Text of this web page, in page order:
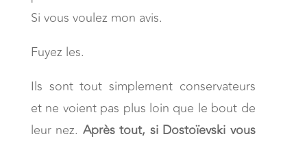
Si vous voulez mon avis.
Fuyez les.
Ils sont tout simplement conservateurs
et ne voient pas plus loin que le bout de
leur nez. Après tout, si Dostoïevski vous